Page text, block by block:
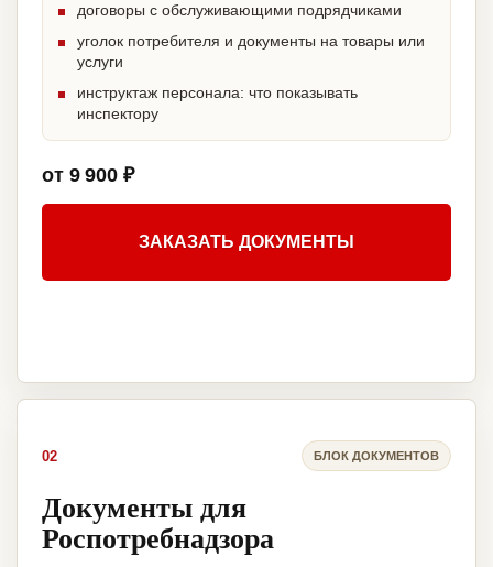
договоры с обслуживающими подрядчиками
уголок потребителя и документы на товары или
услуги
инструктаж персонала: что показывать
инспектору
от 9 900 ₽
ЗАКАЗАТЬ ДОКУМЕНТЫ
02 БЛОК ДОКУМЕНТОВ
Документы для
Роспотребнадзора